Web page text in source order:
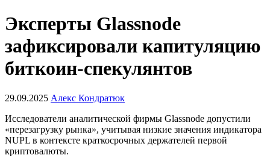
Эксперты Glassnode
зафиксировали капитуляцию
биткоин-спекулянтов
29.09.2025 Алекс Кондратюк
Исследователи аналитической фирмы Glassnode допустили
«перезагрузку рынка», учитывая низкие значения индикатора
NUPL в контексте краткосрочных держателей первой
криптовалюты.